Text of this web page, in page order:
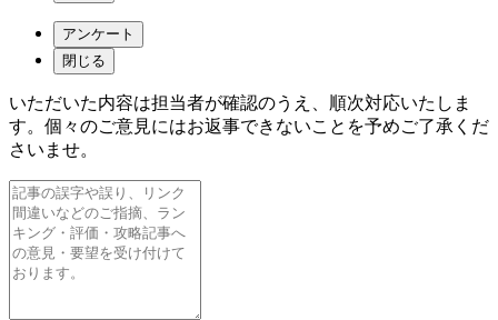
アンケート
閉じる
いただいた内容は担当者が確認のうえ、順次対応いたしま
す。個々のご意見にはお返事できないことを予めご了承くだ
さいませ。